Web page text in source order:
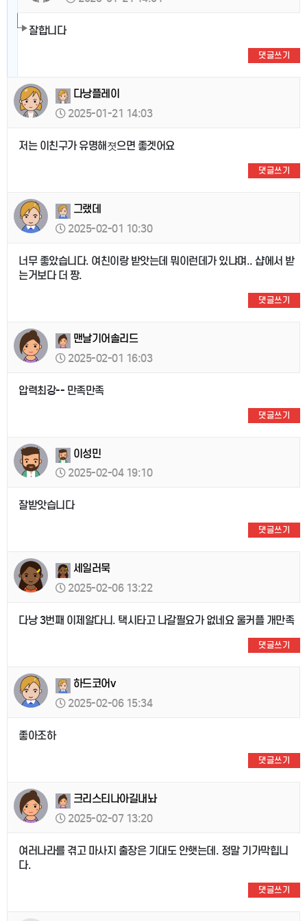
잘합니다
댓글쓰기
다낭플레이
2025-01-21 14:03
저는 이친구가 유명해졋으면 좋겟어요
댓글쓰기
그랬데
2025-02-01 10:30
너무 좋았습니다. 여친이랑 받앗는데 뭐이런데가 있냐며.. 샵에서 받
는거보다 더 짱.
댓글쓰기
맨날기어솔리드
2025-02-01 16:03
압력최강-- 만족만족
댓글쓰기
이성민
2025-02-04 19:10
잘받앗습니다
댓글쓰기
세일러묵
2025-02-06 13:22
다낭 3번째 이제알다니. 택시타고 나갈필요가 없네요 울커플 개만족
댓글쓰기
하드코어v
2025-02-06 15:34
좋아조하
댓글쓰기
크리스티나아길내놔
2025-02-07 13:20
여러나라를 겪고 마사지 출장은 기대도 안햇는데. 정말 기가막힙니
다.
댓글쓰기